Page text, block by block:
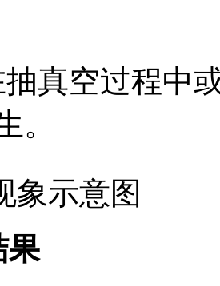
真空过程中
。
象示意图
果